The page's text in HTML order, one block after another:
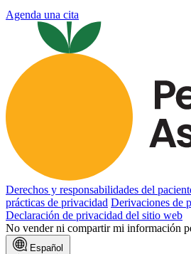
Agenda una cita
Derechos y responsabilidades del
prácticas de privacidad Derivaciones de
Declaración de privacidad del sitio web
No vender ni compartir mi información
Español